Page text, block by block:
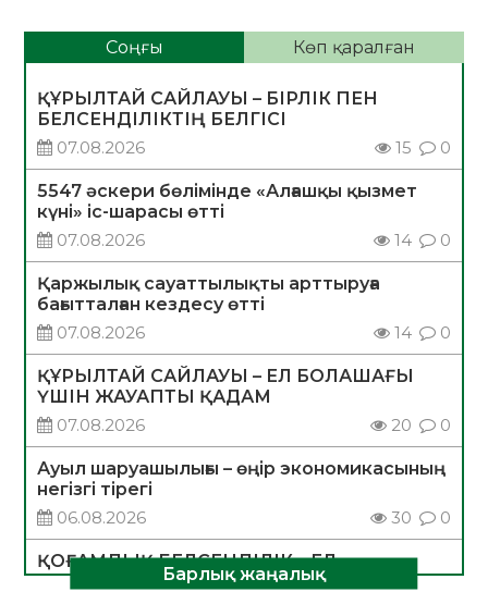
Соңғы Көп қаралған
ҚҰРЫЛТАЙ САЙЛАУЫ – БІРЛІК ПЕН
БЕЛСЕНДІЛІКТІҢ БЕЛГІСІ
07.08.2026
15 0
5547 әскери бөлімінде «Алғашқы қызмет
күні» іс-шарасы өтті
07.08.2026
14 0
Қаржылық сауаттылықты арттыруға
бағытталған кездесу өтті
07.08.2026
14 0
ҚҰРЫЛТАЙ САЙЛАУЫ – ЕЛ БОЛАШАҒЫ
ҮШІН ЖАУАПТЫ ҚАДАМ
07.08.2026
20 0
Ауыл шаруашылығы – өңір экономикасының
негізгі тірегі
06.08.2026
30 0
ҚОҒАМДЫҚ БЕЛСЕНДІЛІК – ЕЛ
ДАМУЫНЫҢ НЕГІЗІБарлық жаңалық